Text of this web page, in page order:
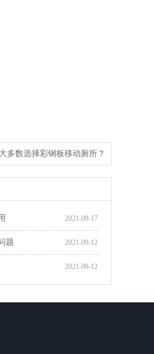
多数选择彩钢板移动厕所？
2021-09-17
2021-09-12
题
2021-09-12